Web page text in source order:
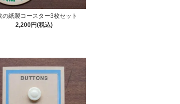
の紙製コースター3枚セット
2,200円(税込)